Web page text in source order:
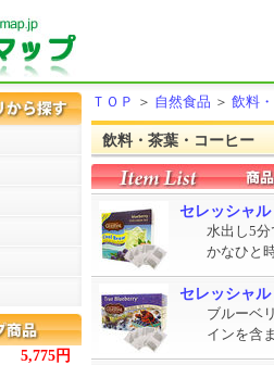
ＴＯＰ ＞ 自然食品 ＞ 飲料
飲料・茶葉・コーヒー
セレッシャ
水出し5
かなひと
セレッシャ
ブルーベ
インを含
5,775円